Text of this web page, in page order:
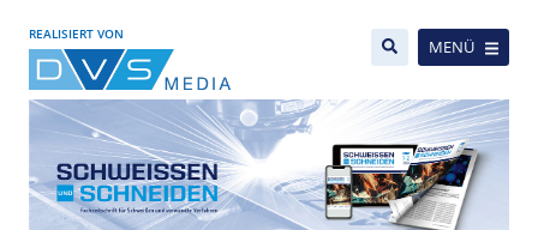
REALISIERT VON
MENÜ